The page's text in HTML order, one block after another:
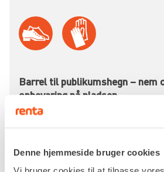
Denne hjemmeside bruger cookies
Barrel til publikumshegn – nem
opbevaring på pladsen
Når du arbejder med
vigtigt at kunne håndtere og
effektivt. En barrel til